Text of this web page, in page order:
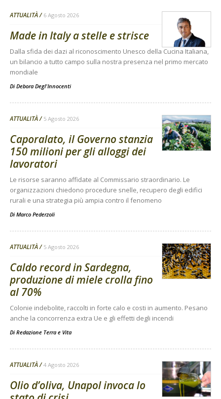
ATTUALITÀ 6 Agosto 2026
Made in Italy a stelle e strisce
Dalla sfida dei dazi al riconoscimento Unesco della Cucina Italiana,
un bilancio a tutto campo sulla nostra presenza nel primo mercato
mondiale
Di Debora Degl'Innocenti
ATTUALITÀ 5 Agosto 2026
Caporalato, il Governo stanzia
150 milioni per gli alloggi dei
lavoratori
Le risorse saranno affidate al Commissario straordinario. Le
organizzazioni chiedono procedure snelle, recupero degli edifici
rurali e una strategia più ampia contro il fenomeno
Di Marco Pederzoli
ATTUALITÀ 5 Agosto 2026
Caldo record in Sardegna,
produzione di miele crolla fino
al 70%
Colonie indebolite, raccolti in forte calo e costi in aumento. Pesano
anche la concorrenza extra Ue e gli effetti degli incendi
Di Redazione Terra e Vita
ATTUALITÀ 4 Agosto 2026
Olio d’oliva, Unapol invoca lo